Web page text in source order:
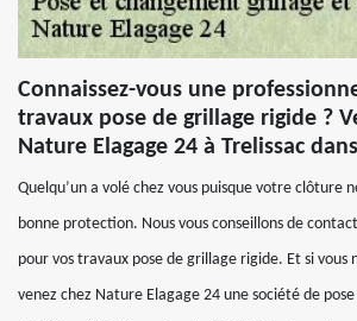
Connaissez-vous une
travaux pose de grillage rigide ?
Nature Elagage 24 à Trelissac
Quelqu’un a volé chez vous puisque votre clôture
bonne protection. Nous vous conseillons de
pour vos travaux pose de grillage rigide. Et si vous
venez chez Nature Elagage 24 une société de